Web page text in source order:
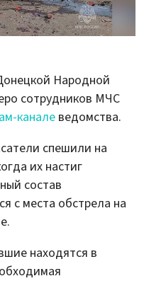
Народной
сотрудников МЧС
канале ведомства.
спешили на
их настиг
состав
с места обстрела на
находятся в